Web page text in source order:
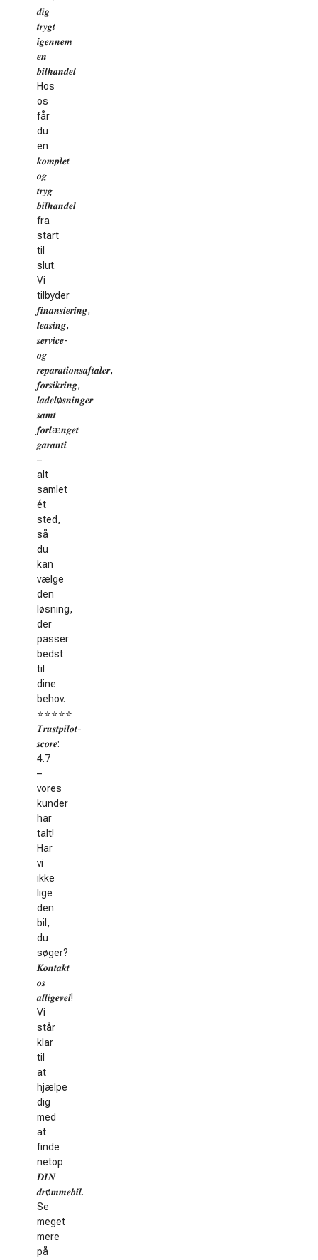
𝒅𝒊𝒈
𝒕𝒓𝒚𝒈𝒕
𝒊𝒈𝒆𝒏𝒏𝒆𝒎
𝒆𝒏
𝒃𝒊𝒍𝒉𝒂𝒏𝒅𝒆𝒍
Hos
os
får
du
en
𝒌𝒐𝒎𝒑𝒍𝒆𝒕
𝒐𝒈
𝒕𝒓𝒚𝒈
𝒃𝒊𝒍𝒉𝒂𝒏𝒅𝒆𝒍
fra
start
til
slut.
Vi
tilbyder
𝒇𝒊𝒏𝒂𝒏𝒔𝒊𝒆𝒓𝒊𝒏𝒈,
𝒍𝒆𝒂𝒔𝒊𝒏𝒈,
𝒔𝒆𝒓𝒗𝒊𝒄𝒆-
𝒐𝒈
𝒓𝒆𝒑𝒂𝒓𝒂𝒕𝒊𝒐𝒏𝒔𝒂𝒇𝒕𝒂𝒍𝒆𝒓,
𝒇𝒐𝒓𝒔𝒊𝒌𝒓𝒊𝒏𝒈,
𝒍𝒂𝒅𝒆𝒍ø𝒔𝒏𝒊𝒏𝒈𝒆𝒓
𝒔𝒂𝒎𝒕
𝒇𝒐𝒓𝒍æ𝒏𝒈𝒆𝒕
𝒈𝒂𝒓𝒂𝒏𝒕𝒊
–
alt
samlet
ét
sted,
så
du
kan
vælge
den
løsning,
der
passer
bedst
til
dine
behov.
⭐️⭐️⭐️⭐️⭐️
𝑻𝒓𝒖𝒔𝒕𝒑𝒊𝒍𝒐𝒕-
𝒔𝒄𝒐𝒓𝒆:
4.7
–
vores
kunder
har
talt!
Har
vi
ikke
lige
den
bil,
du
søger?
𝑲𝒐𝒏𝒕𝒂𝒌𝒕
𝒐𝒔
𝒂𝒍𝒍𝒊𝒈𝒆𝒗𝒆𝒍!
Vi
står
klar
til
at
hjælpe
dig
med
at
finde
netop
𝑫𝑰𝑵
𝒅𝒓ø𝒎𝒎𝒆𝒃𝒊𝒍.
Se
meget
mere
på